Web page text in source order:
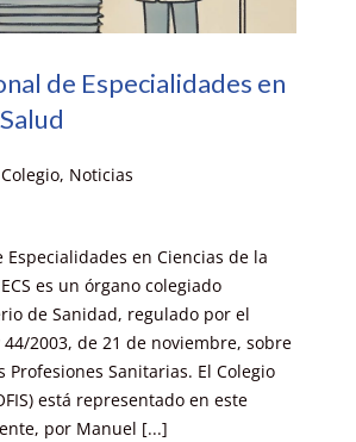
de Especialidades en
, Noticias
Especialidades en Ciencias de la
es un órgano colegiado
de Sanidad, regulado por el
2003, de 21 de noviembre, sobre
Profesiones Sanitarias. El Colegio
está representado en este
por Manuel [...]